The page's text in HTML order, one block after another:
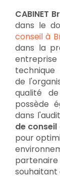
CABINET
dans le
conseil à
dans la
technique
de
qualité
possède
dans
de conseil
pour
souhaitant